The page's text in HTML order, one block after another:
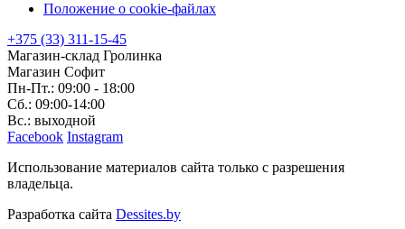
Положение о cookie-файлах
+375 (33) 311-15-45
Магазин-склад Гролинка
Магазин Софит
Пн-Пт.: 09:00 - 18:00
Сб.: 09:00-14:00
Вс.: выходной
Facebook Instagram
Использование материалов сайта только с разрешения
владельца.
Разработка сайта Dessites.by